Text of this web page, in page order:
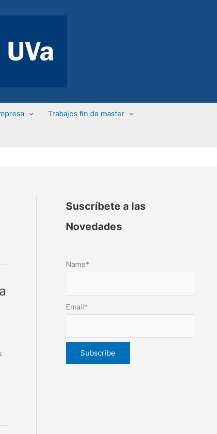
Trabajos fin de master
Suscríbete a las
Novedades
Name*
Email*